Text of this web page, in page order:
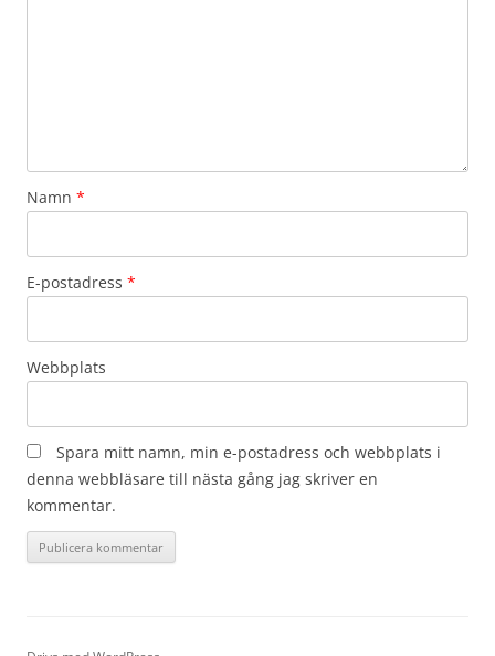
Namn *
E-postadress *
Webbplats
Spara mitt namn, min e-postadress och webbplats i
denna webbläsare till nästa gång jag skriver en
kommentar.